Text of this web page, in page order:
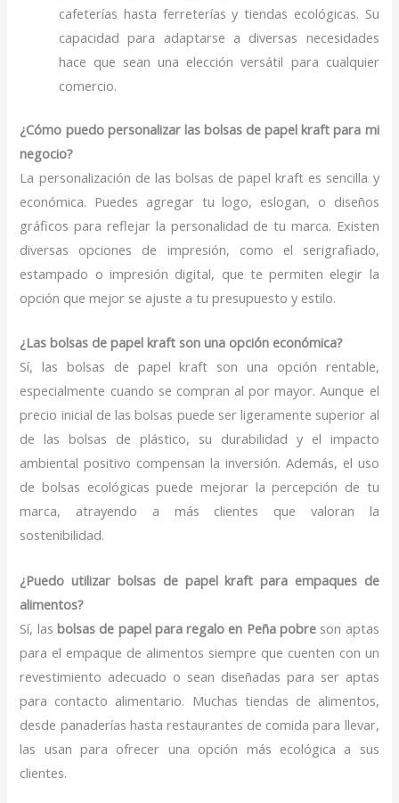
cafeterías hasta ferreterías y tiendas ecológicas. Su
capacidad para adaptarse a diversas necesidades
hace que sean una elección versátil para cualquier
comercio.
¿Cómo puedo personalizar las bolsas de papel kraft para mi
negocio?
La personalización de las bolsas de papel kraft es sencilla y
económica. Puedes agregar tu logo, eslogan, o diseños
gráficos para reflejar la personalidad de tu marca. Existen
diversas opciones de impresión, como el serigrafiado,
estampado o impresión digital, que te permiten elegir la
opción que mejor se ajuste a tu presupuesto y estilo.
¿Las bolsas de papel kraft son una opción económica?
Sí, las bolsas de papel kraft son una opción rentable,
especialmente cuando se compran al por mayor. Aunque el
precio inicial de las bolsas puede ser ligeramente superior al
de las bolsas de plástico, su durabilidad y el impacto
ambiental positivo compensan la inversión. Además, el uso
de bolsas ecológicas puede mejorar la percepción de tu
marca, atrayendo a más clientes que valoran la
sostenibilidad.
¿Puedo utilizar bolsas de papel kraft para empaques de
alimentos?
Sí, lasbolsas de papel para regalo en Peña pobreson aptas
para el empaque de alimentos siempre que cuenten con un
revestimiento adecuado o sean diseñadas para ser aptas
para contacto alimentario. Muchas tiendas de alimentos,
desde panaderías hasta restaurantes de comida para llevar,
las usan para ofrecer una opción más ecológica a sus
clientes.